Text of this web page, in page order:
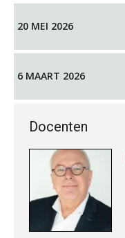
20 MEI 2026
6 MAART 2026
Docenten